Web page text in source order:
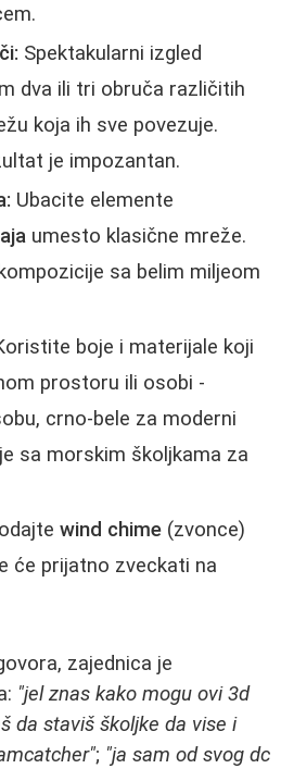
Spektakularni izgled
dva ili tri obruča različitih
koja ih sve povezuje.
je impozantan.
Ubacite elemente
umesto klasične mreže.
sa belim miljeom
boje i materijale koji
prostoru ili osobi -
crno-bele za moderni
sa morskim školjkama za
wind chime (zvonce)
će prijatno zveckati na
zajednica je
"jel znas kako mogu ovi 3d
da staviš školjke da vise i
; "ja sam od svog dc